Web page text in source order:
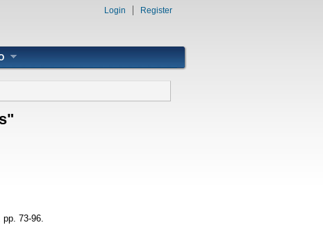
Login Register
73-96.